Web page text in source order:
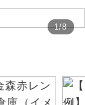
1/8
スです。
付いています。
ード決済を
もちまし
。
コールセ